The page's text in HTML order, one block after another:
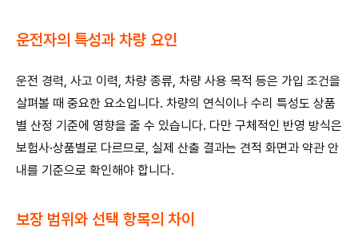
운전자의 특성과 차량 요인
운전 경력, 사고 이력, 차량 종류, 차량 사용 목적 등은 가입 조건을
살펴볼 때 중요한 요소입니다. 차량의 연식이나 수리 특성도 상품
별 산정 기준에 영향을 줄 수 있습니다. 다만 구체적인 반영 방식은
보험사·상품별로 다르므로, 실제 산출 결과는 견적 화면과 약관 안
내를 기준으로 확인해야 합니다.
보장 범위와 선택 항목의 차이